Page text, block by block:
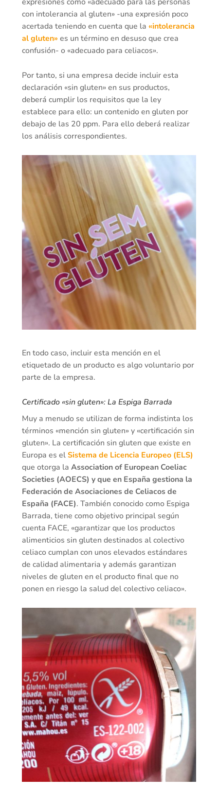
con intolerancia al gluten» -una expresión poco
acertada teniendo en cuenta que la «intolerancia
al gluten» es un término en desuso que crea
confusión- o «adecuado para celiacos».
Por tanto, si una empresa decide incluir esta
declaración «sin gluten» en sus productos,
deberá cumplir los requisitos que la ley
establece para ello: un contenido en gluten por
debajo de las 20 ppm. Para ello deberá realizar
los análisis correspondientes.
En todo caso, incluir esta mención en el
etiquetado de un producto es algo voluntario por
parte de la empresa.
Certificado «sin gluten»: La Espiga Barrada
Muy a menudo se utilizan de forma indistinta los
términos «mención sin gluten» y «certificación sin
gluten». La certificación sin gluten que existe en
Europa es elSistema de Licencia Europeo (ELS)
que otorga la Association of European Coeliac
Societies (AOECS) y que en España gestiona la
Federación de Asociaciones de Celiacos de
España (FACE). También conocido como Espiga
Barrada, tiene como objetivo principal según
cuenta FACE, «garantizar que los productos
alimenticios sin gluten destinados al colectivo
celiaco cumplan con unos elevados estándares
de calidad alimentaria y además garantizan
niveles de gluten en el producto final que no
ponen en riesgo la salud del colectivo celiaco».